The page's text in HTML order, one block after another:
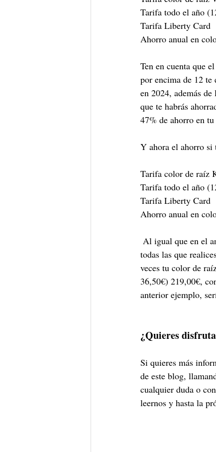
Tarifa todo el año
Tarifa Liberty Card
Ahorro anual en
Ten en cuenta que
por encima de 12 te
en 2024, además
que te habrás
47% de ahorro en
Y ahora el ahorro si
Tarifa color de raíz
Tarifa todo el año
Tarifa Liberty
Ahorro anual en
Al igual que en el
todas las que
veces tu color de
36,50€) 219,00€,
anterior ejemplo,
¿Quieres
Si quieres más
de este blog,
cualquier duda o
leernos y hasta la